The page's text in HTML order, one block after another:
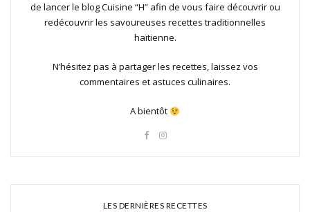
de lancer le blog Cuisine “H” afin de vous faire découvrir ou
redécouvrir les savoureuses recettes traditionnelles
haïtienne.
N’hésitez pas à partager les recettes, laissez vos
commentaires et astuces culinaires.
A bientôt
LES DERNIÈRES RECETTES